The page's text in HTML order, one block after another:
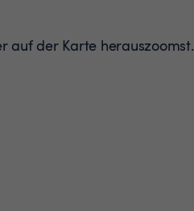
auf der Karte herauszoomst.